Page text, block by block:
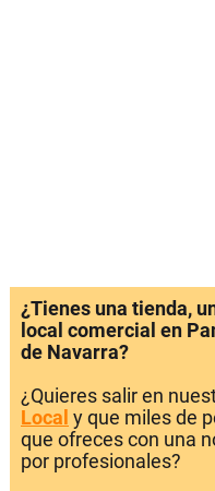
¿Tienes una tienda,
local comercial en
de Navarra?
¿Quieres salir en
Local y que miles de
que ofreces con una
por profesionales?